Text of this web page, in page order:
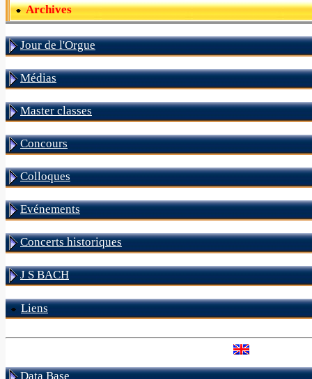
Archives
Jour de l'Orgue
Médias
Master classes
Concours
Colloques
Evénements
Concerts historiques
J S BACH
Liens
Data Base